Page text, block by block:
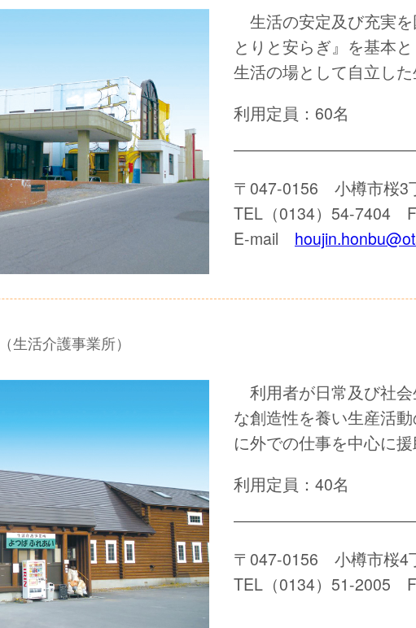
生活の安定及び充実
とりと安らぎ』を基本
生活の場として自立し
利用定員：60名
〒047-0156 小樽市桜3
TEL（0134）54-7404
E-mail
（生活介護事業所）
利用者が日常及び社
な創造性を養い生産活
に外での仕事を中心に
利用定員：40名
〒047-0156 小樽市桜4
TEL（0134）51-2005